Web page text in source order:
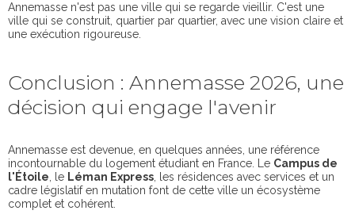
Annemasse n'est pas une ville qui se regarde vieillir. C'est une
ville qui se construit, quartier par quartier, avec une vision claire et
une exécution rigoureuse.
Conclusion : Annemasse 2026, une
décision qui engage l'avenir
Annemasse est devenue, en quelques années, une référence
incontournable du logement étudiant en France. Le Campus de
l'Étoile , le Léman Express , les résidences avec services et un
cadre législatif en mutation font de cette ville un écosystème
complet et cohérent.